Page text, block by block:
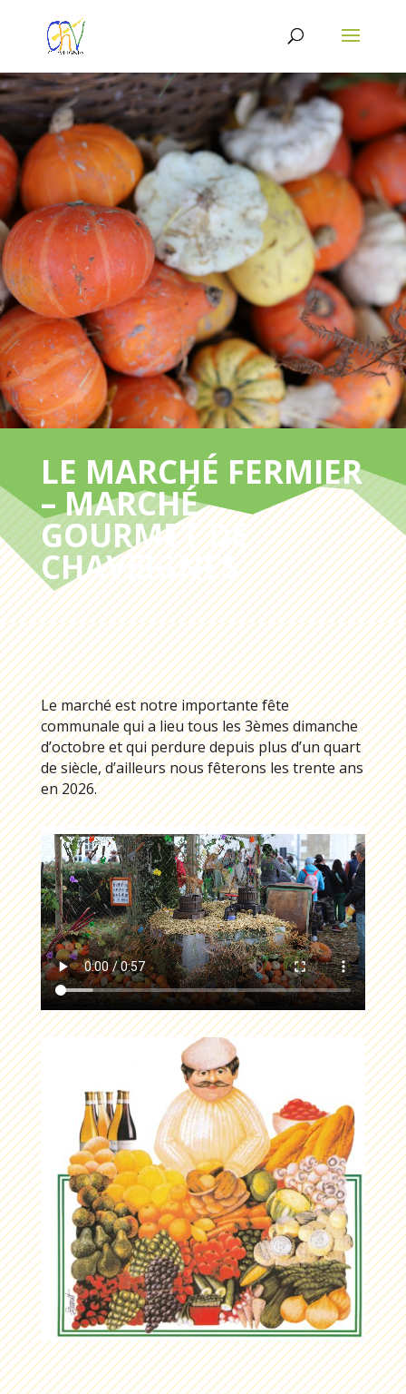
LE MARCHÉ FERMIER
– MARCHÉ
GOURMET DE
CHAVEIGNES
Le marché est notre importante fête
communale qui a lieu tous les 3èmes dimanche
d’octobre et qui perdure depuis plus d’un quart
de siècle, d’ailleurs nous fêterons les trente ans
en 2026.